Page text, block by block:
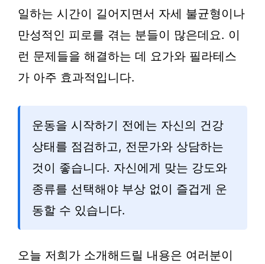
일하는 시간이 길어지면서 자세 불균형이나
만성적인 피로를 겪는 분들이 많은데요. 이
런 문제들을 해결하는 데 요가와 필라테스
가 아주 효과적입니다.
운동을 시작하기 전에는 자신의 건강
상태를 점검하고, 전문가와 상담하는
것이 좋습니다. 자신에게 맞는 강도와
종류를 선택해야 부상 없이 즐겁게 운
동할 수 있습니다.
오늘 저희가 소개해드릴 내용은 여러분이